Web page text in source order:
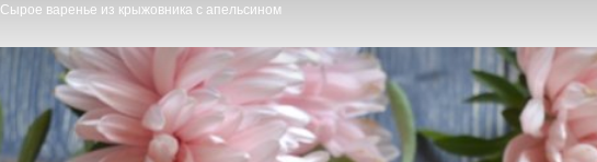
Сырое варенье из крыжовника с апельсином